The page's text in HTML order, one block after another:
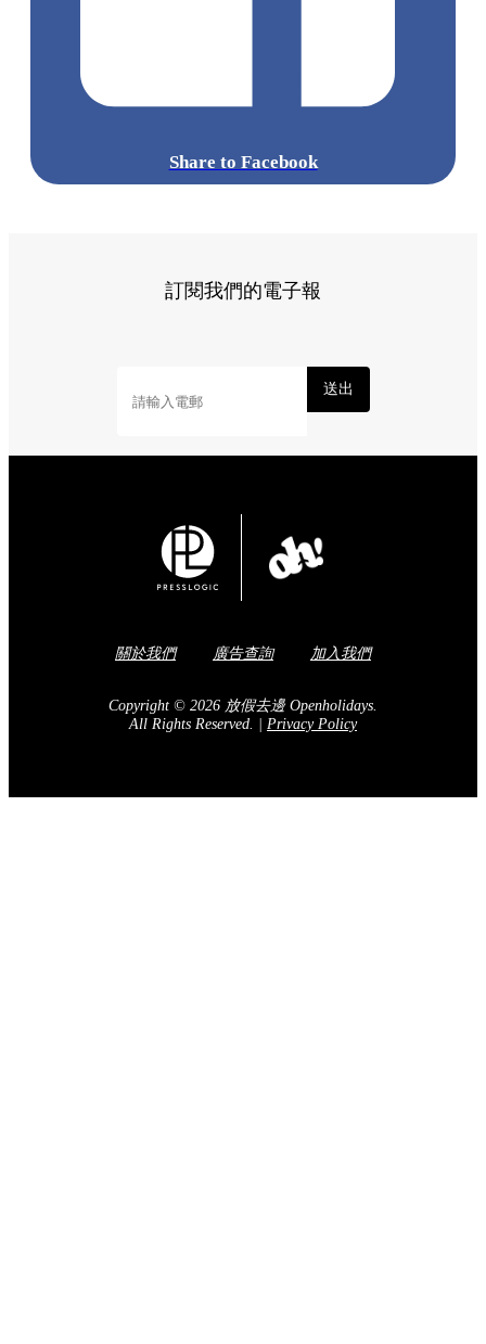
Share to Facebook
訂閱我們的電子報
送出
關於我們 廣告查詢 加入我們
Copyright © 2026 放假去邊 Openholidays.
All Rights Reserved.
Privacy Policy